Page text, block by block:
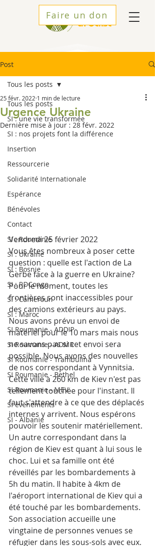
Faire un don
Post
Tous les posts
SI : une vie transformée
SI : nos projets font la différence
Insertion
Ressourcerie
Solidarité Internationale
Espérance
Bénévoles
Contact
SI : Roumanie
SI : Ukraine
SI : Bosnie
SI : RDCongo
SI : Cameroun
SI : Maroc
SI Roumanie - ADDIP
SI Roumanie - ADMR
SI Roumanie - Trambulina
SI Roumanie - Bethel
SI Roumanie - MEV
SI évènements
SI - Albanie
Tous les posts
Urgence Ukraine
25 févr. 2022 1 min de lecture
Dernière mise à jour : 28 févr. 2022
Vendredi 25 février 2022
Vous êtes nombreux à poser cette
question : quelle est l'action de La
Gerbe face à la guerre en Ukraine?
Pour le moment, toutes les
frontières sont inaccessibles pour
des camions extérieurs au pays.
Nous avons prévu un envoi de
matériel pour le 10 mars mais nous
ne savons pas si cet envoi sera
possible. Nous avons des nouvelles
de nos correspondant à Vynnitsia.
Cette ville à 260 km de Kiev n'est pas
tellement touchée pour l'instant. Il
faut s'attendre à ce que des déplacés
internes y arrivent. Nous espérons
pouvoir les soutenir matériellement.
Un autre correspondant dans la
région de Kiev est quant à lui sous le
choc. Lui et sa famille ont été
réveillés par les bombardements à
5h du matin. Il habite à 4km de
l'aéroport international de Kiev qui a
été touché par les bombardements.
Son association accueille une
vingtaine de personnes venues se
réfugier dans les sous-sols avec eux.